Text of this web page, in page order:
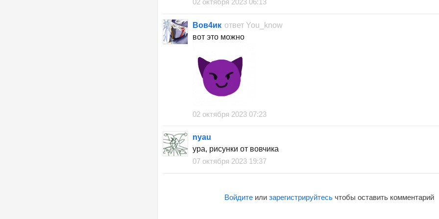
02 октября 2023 06:13
Вов4ик ответ You_know
вот это можно
02 октября 2023 07:23
nyau
ура, рисунки от вовчика
07 октября 2023 19:37
Войдите или зарегистрируйтесь чтобы оставить комментарий